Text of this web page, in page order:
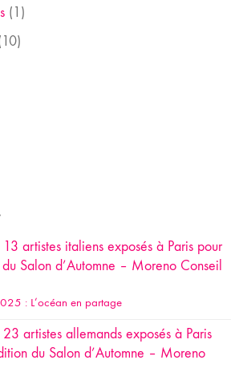
(1)
artistes italiens exposés à Paris pour
Salon d’Automne – Moreno Conseil
: L’océan en partage
artistes allemands exposés à Paris
du Salon d’Automne – Moreno